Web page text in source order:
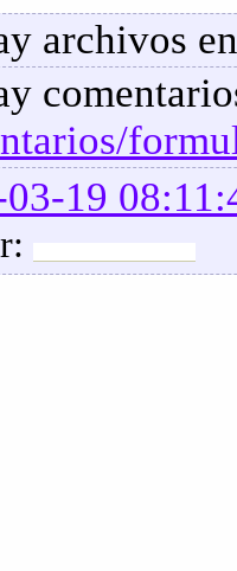
archivos
19